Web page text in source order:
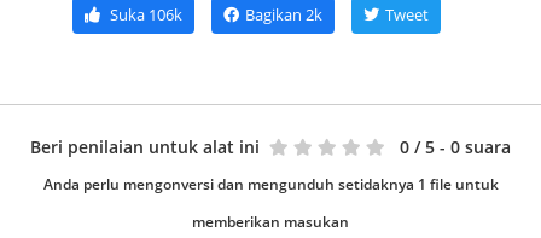
Suka106k Bagikan 2k Tweet
Beri penilaian untuk alat ini 0 / 5 - 0 suara
Anda perlu mengonversi dan mengunduh setidaknya 1 file untuk
memberikan masukan